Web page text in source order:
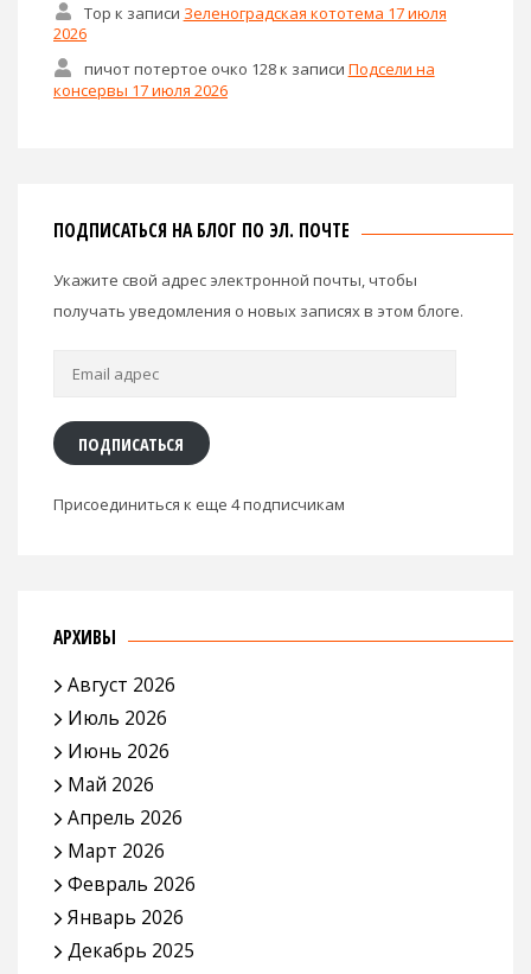
Тор к записи Зеленоградская кототема 17 июля
2026
пичот потертое очко 128к записи Подсели на
консервы 17 июля 2026
ПОДПИСАТЬСЯ НА БЛОГ ПО ЭЛ. ПОЧТЕ
Укажите свой адрес электронной почты, чтобы
получать уведомления о новых записях в этом блоге.
Email
ПОДПИСАТЬСЯ
Присоединиться к еще 4 подписчикам
АРХИВЫ
Август 2026
Июль 2026
Июнь 2026
Май 2026
Апрель 2026
Март 2026
Февраль 2026
Январь 2026
Декабрь 2025